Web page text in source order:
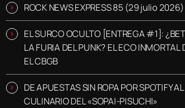
ROCK NEWS EXPRESS 85 (29 julio 2026)
EL SURCO OCULTO [ENTREGA #1]:
LA FURIA DEL PUNK? EL ECO INMORTAL
EL CBGB
DE APUESTAS SIN ROPA POR SPOTIFY
CULINARIO DEL «SOPAI-PISUCHI»